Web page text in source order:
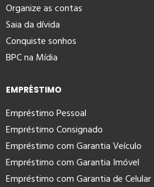
Organize as contas
Saia da dívida
Conquiste sonhos
BPC na Mídia
EMPRÉSTIMO
Empréstimo Pessoal
Empréstimo Consignado
Empréstimo com Garantia Veículo
Empréstimo com Garantia Imóvel
Empréstimo com Garantia de Celular